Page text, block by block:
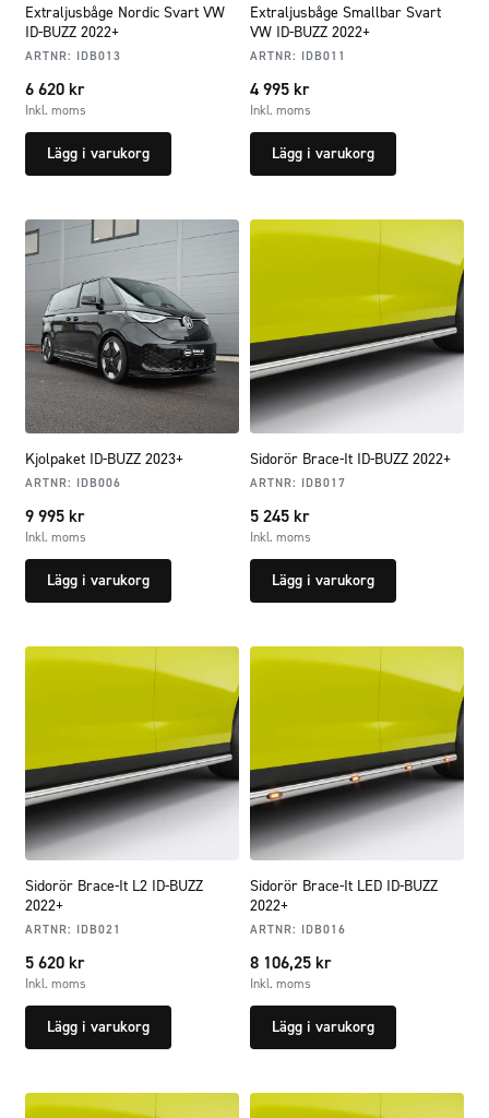
Extraljusbåge Nordic Svart VW
ID-BUZZ 2022+
ARTNR: IDB013
6 620 kr
Inkl. moms
Lägg i varukorg
Extraljusbåge Smallbar Svart
VW ID-BUZZ 2022+
ARTNR: IDB011
4 995 kr
Inkl. moms
Lägg i varukorg
Kjolpaket ID-BUZZ 2023+
ARTNR: IDB006
9 995 kr
Inkl. moms
Lägg i varukorg
Sidorör Brace-It ID-BUZZ 2022+
ARTNR: IDB017
5 245 kr
Inkl. moms
Lägg i varukorg
Sidorör Brace-It L2 ID-BUZZ
2022+
ARTNR: IDB021
5 620 kr
Inkl. moms
Lägg i varukorg
Sidorör Brace-It LED ID-BUZZ
2022+
ARTNR: IDB016
8 106,25 kr
Inkl. moms
Lägg i varukorg